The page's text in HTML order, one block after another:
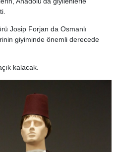
Josip Forjan da Osmanlı
giyiminde önemli derecede
kalacak.